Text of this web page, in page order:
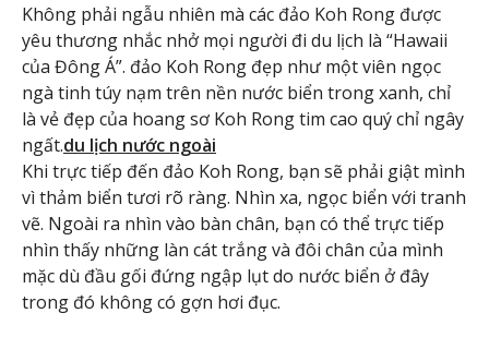
Không phải ngẫu nhiên mà các đảo Koh Rong được
yêu thương nhắc nhở mọi người đi du lịch là “Hawaii
của Đông Á”. đảo Koh Rong đẹp như một viên ngọc
ngà tinh túy nạm trên nền nước biển trong xanh, chỉ
là vẻ đẹp của hoang sơ Koh Rong tim cao quý chỉ ngây
ngất.du lịch nước ngoài
Khi trực tiếp đến đảo Koh Rong, bạn sẽ phải giật mình
vì thảm biển tươi rõ ràng. Nhìn xa, ngọc biển với tranh
vẽ. Ngoài ra nhìn vào bàn chân, bạn có thể trực tiếp
nhìn thấy những làn cát trắng và đôi chân của mình
mặc dù đầu gối đứng ngập lụt do nước biển ở đây
trong đó không có gợn hơi đục.